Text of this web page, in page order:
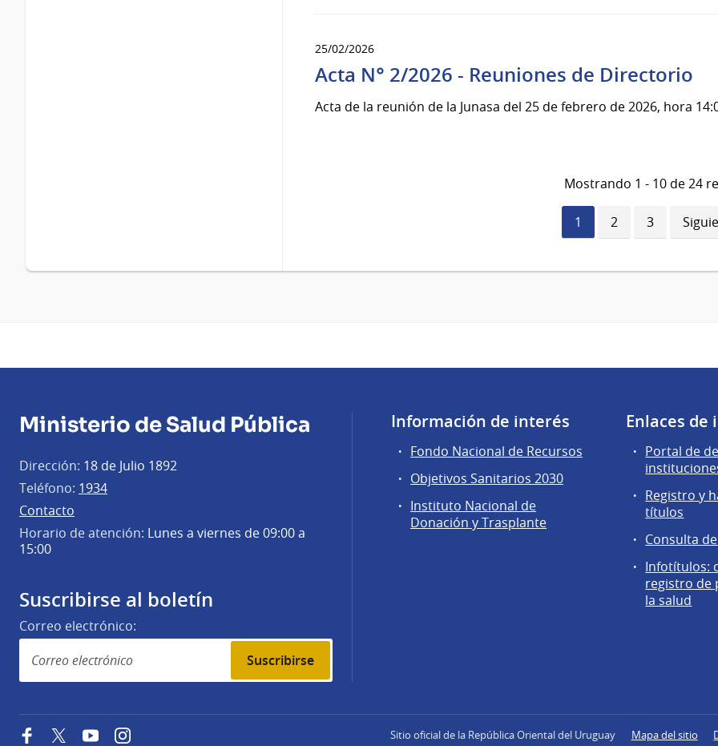
25/02/2026
Acta N° 2/2026 - Reuniones de Directorio
Acta de la reunión de la Junasa del 25 de febrero de 2026, hora
Mostrando 1 - 10 de 24
Página
actual
1 Página
2 Página
3
Ministerio de Salud Pública
Dirección: 18 de Julio 1892
Teléfono: 1934
Contacto
Horario de atención: Lunes a viernes de 09:00 a
15:00
Suscribirse al boletín
Correo electrónico:
Suscribirse
Información de interés
Fondo Nacional de Recursos
Objetivos Sanitarios 2030
Instituto Nacional de
Donación y Trasplante
Enlaces de
Portal de
Registro y
títulos
Consulta
Infotítulos:
registro de
la salud
FacebookTwitterYouTubeInstagram Sitio oficial de la República Oriental del Uruguay Mapa del sitio